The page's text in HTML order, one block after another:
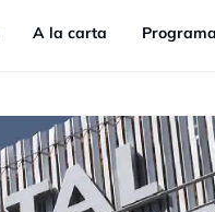
A la carta